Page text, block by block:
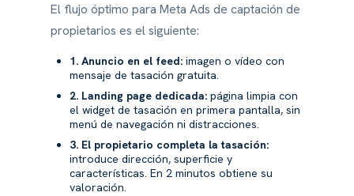
El flujo óptimo para Meta Ads de captación de
propietarios es el siguiente:
1. Anuncio en el feed: imagen o vídeo con
mensaje de tasación gratuita.
2. Landing page dedicada: página limpia con
el widget de tasación en primera pantalla, sin
menú de navegación ni distracciones.
3. El propietario completa la tasación:
introduce dirección, superficie y
características. En 2 minutos obtiene su
valoración.